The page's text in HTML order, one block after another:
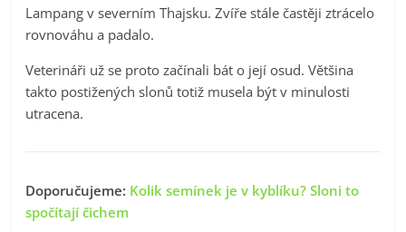
Lampang v severním Thajsku. Zvíře stále častěji ztrácelo
rovnováhu a padalo.
Veterináři už se proto začínali bát o její osud. Většina
takto postižených slonů totiž musela být v minulosti
utracena.
Doporučujeme: Kolik semínek je v kyblíku? Sloni to
spočítají čichem